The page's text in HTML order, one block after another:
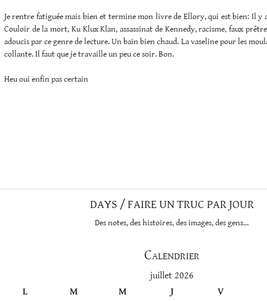
Je rentre fatiguée mais bien et termine mon livre de Ellory, qui est bien: Il y
Couloir de la mort, Ku Klux Klan, assassinat de Kennedy, racisme, faux
adoucis par ce genre de lecture. Un bain bien chaud. La vaseline pour les
collante. Il faut que je travaille un peu ce soir. Bon.
Heu oui enfin pas certain
DAYS / FAIRE UN TRUC PAR JOUR
Des notes, des histoires, des images, des gens…
Calendrier
juillet 2026
L
M M J
V